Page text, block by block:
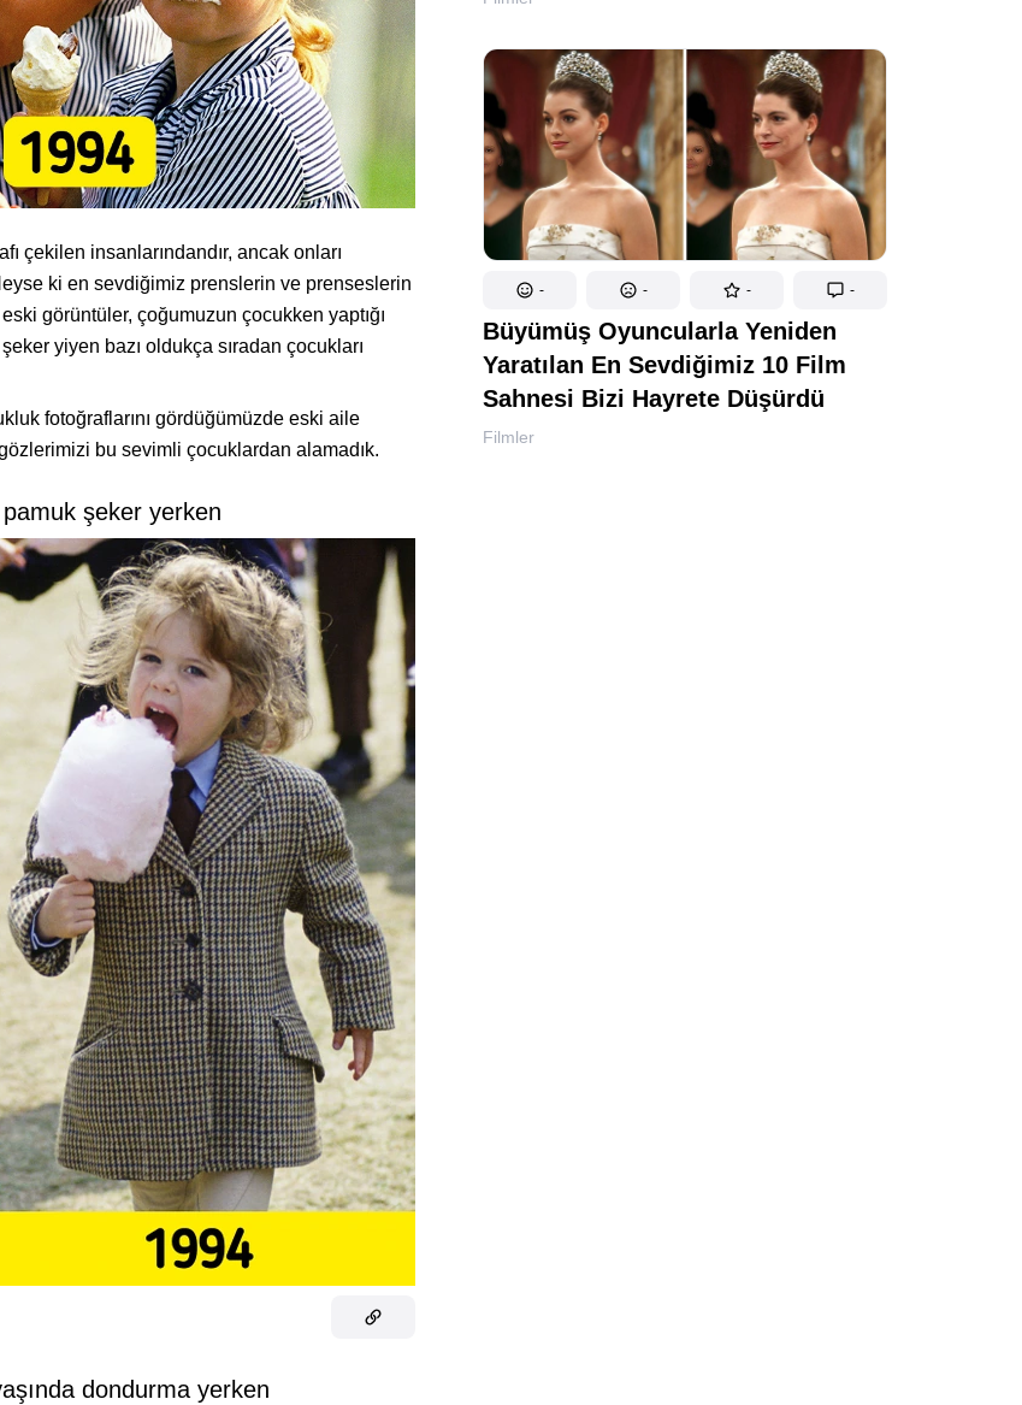
- - - -
Büyümüş Oyuncularla Yeniden
Yaratılan En Sevdiğimiz 10 Film
Sahnesi Bizi Hayrete Düşürdü
Filmler
çekilen insanlarındandır, ancak onları
ki en sevdiğimiz prenslerin ve prenseslerin
görüntüler, çoğumuzun çocukken yaptığı
yiyen bazı oldukça sıradan çocukları
fotoğraflarını gördüğümüzde eski aile
bu sevimli çocuklardan alamadık.
şeker yerken
dondurma yerken